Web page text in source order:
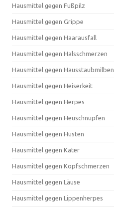
Hausmittel gegen Fußpilz
Hausmittel gegen Grippe
Hausmittel gegen Haarausfall
Hausmittel gegen Halsschmerzen
Hausmittel gegen Hausstaubmilben
Hausmittel gegen Heiserkeit
Hausmittel gegen Herpes
Hausmittel gegen Heuschnupfen
Hausmittel gegen Husten
Hausmittel gegen Kater
Hausmittel gegen Kopfschmerzen
Hausmittel gegen Läuse
Hausmittel gegen Lippenherpes